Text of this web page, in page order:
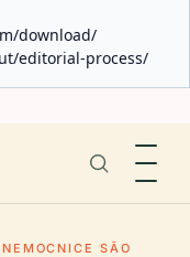
download/
editorial-process/
NEMOCNICE SÃO